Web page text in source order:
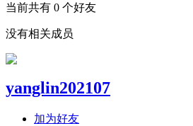
当前共有 0 个好友
没有相关成员
yanglin202107
加为好友